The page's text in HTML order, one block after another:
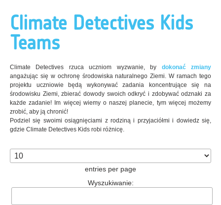
Climate Detectives Kids
Teams
Climate Detectives rzuca uczniom wyzwanie, by dokonać zmiany
angażując się w ochronę środowiska naturalnego Ziemi. W ramach tego
projektu uczniowie będą wykonywać zadania koncentrujące się na
środowisku Ziemi, zbierać dowody swoich odkryć i zdobywać odznaki za
każde zadanie! Im więcej wiemy o naszej planecie, tym więcej możemy
zrobić, aby ją chronić!
Podziel się swoimi osiągnięciami z rodziną i przyjaciółmi i dowiedz się,
gdzie Climate Detectives Kids robi różnicę.
entries per page
Wyszukiwanie: